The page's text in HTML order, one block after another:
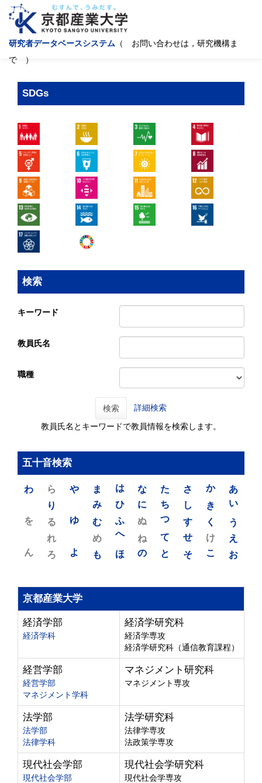
研究者データベースシステム （ お問い合わせは，研究機構ま
で ）
SDGs
検索
キーワード
教員氏名
職種
検索 詳細検索
教員氏名とキーワードで教員情報を検索します。
五十音検索
あ
い
う
え
お
か
き
く
け
こ
さ
し
す
せ
そ
た
ち
つ
て
と
な
に
ぬ
ね
の
は
ひ
ふ
へ
ほ
ま
み
む
め
も
や
ゆ
よ
ら
り
る
れ
ろ
わ
を
ん
京都産業大学
経済学部
経済学科
経済学研究科
経済学専攻
経済学研究科（通信教育課程）
経営学部
経営学部
マネジメント学科
マネジメント研究科
マネジメント専攻
法学部
法学部
法律学科
法学研究科
法律学専攻
法政策学専攻
現代社会学部
現代社会学部
現代社会学研究科
現代社会学専攻